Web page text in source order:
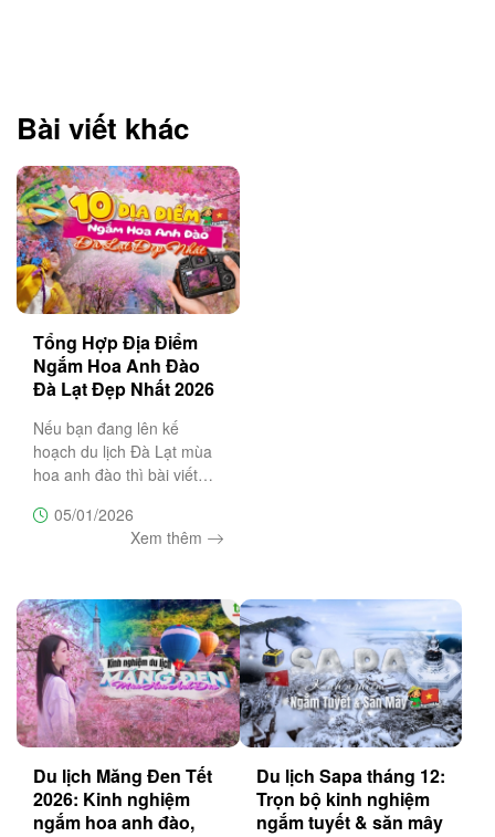
Bài viết khác
Tổng Hợp Địa Điểm
Ngắm Hoa Anh Đào
Đà Lạt Đẹp Nhất 2026
Nếu bạn đang lên kế
hoạch du lịch Đà Lạt mùa
hoa anh đào thì bài viết
thể bỏ lỡ, bật mí top 20 địa
điểm săn hoa anh đào đẹp
05/01/2026
Xem thêm
Du lịch Măng Đen Tết
2026: Kinh nghiệm
ngắm hoa anh đào,
Du lịch Sapa tháng 12:
Trọn bộ kinh nghiệm
ngắm tuyết & săn mây